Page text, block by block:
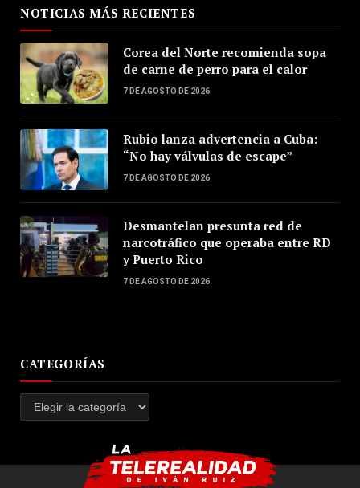
NOTICIAS MÁS RECIENTES
Corea del Norte recomienda sopa
de carne de perro para el calor
7 DE AGOSTO DE 2026
Rubio lanza advertencia a Cuba:
“No hay válvulas de escape”
7 DE AGOSTO DE 2026
Desmantelan presunta red de
narcotráfico que operaba entre RD
y Puerto Rico
7 DE AGOSTO DE 2026
CATEGORÍAS
Categorías